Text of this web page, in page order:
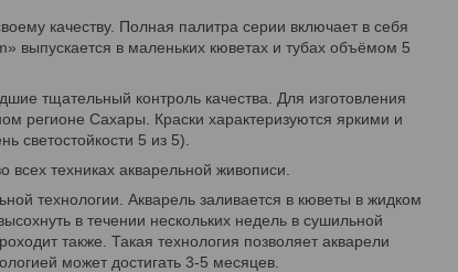
качеству. Полная палитра серии включает в себя
выпускается в маленьких кюветах и тубах объёмом 5
тщательный контроль качества. Для изготовления
регионе Сахары. Краски характеризуются яркими и
светостойкости 5 из 5).
техниках акварельной живописи.
технологии. Акварель заливается в кюветы в жидком
в течении нескольких недель в сушильной
также. Такая технология позволяет акварели
может достигать 3-5 месяцев.